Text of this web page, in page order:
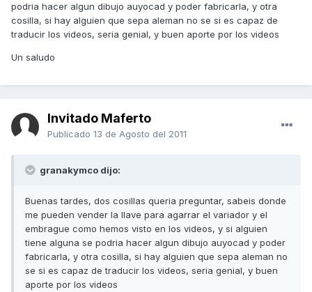
podria hacer algun dibujo auyocad y poder fabricarla, y otra
cosilla, si hay alguien que sepa aleman no se si es capaz de
traducir los videos, seria genial, y buen aporte por los videos
Un saludo
Invitado Maferto
Publicado 13 de Agosto del 2011
granakymco dijo:
Buenas tardes, dos cosillas queria preguntar, sabeis donde
me pueden vender la llave para agarrar el variador y el
embrague como hemos visto en los videos, y si alguien
tiene alguna se podria hacer algun dibujo auyocad y poder
fabricarla, y otra cosilla, si hay alguien que sepa aleman no
se si es capaz de traducir los videos, seria genial, y buen
aporte por los videos